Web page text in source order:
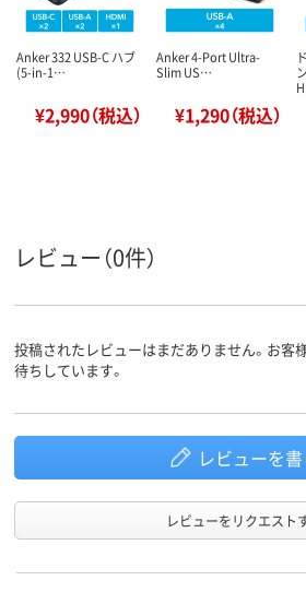
Anker 332 USB-C ハブ
(5-in-1…
¥2,990（税込）
Anker 4-Port Ultra-
Slim US…
¥1,290（税込）
レビュー（0件）
投稿されたレビューはまだありません。お客
待ちしています。
レビューを書
レビューをリクエスト